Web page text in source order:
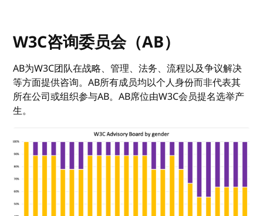
W3C咨询委员会（AB）
AB为W3C团队在战略、管理、法务、流程以及争议解决
等方面提供咨询。AB所有成员均以个人身份而非代表其
所在公司或组织参与AB。AB席位由W3C会员提名选举产
生。